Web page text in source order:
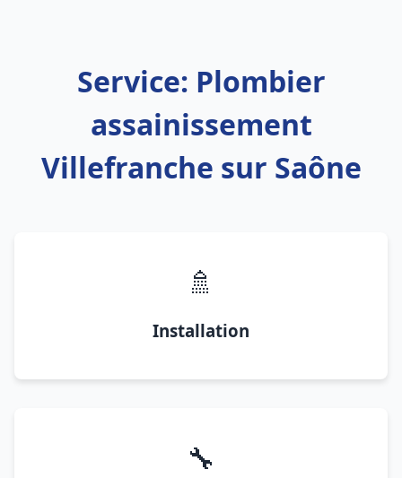
Service: Plombier
assainissement
Villefranche sur Saône
🚿
Installation
🔧